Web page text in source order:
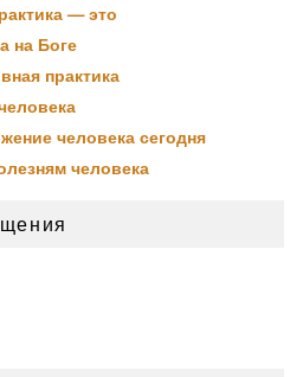
— это
на Боге
практика
человека сегодня
человека